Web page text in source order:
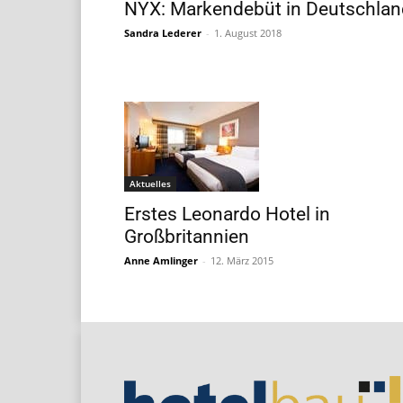
NYX: Markendebüt in
Sandra Lederer - 1. August 2018
Aktuelles
Erstes Leonardo Hotel in
Großbritannien
Anne Amlinger - 12. März 2015